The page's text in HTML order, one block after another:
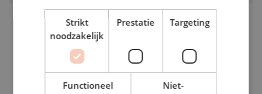
Strikt
noodzakelijk
Prestatie Targeting
Functioneel
Niet-